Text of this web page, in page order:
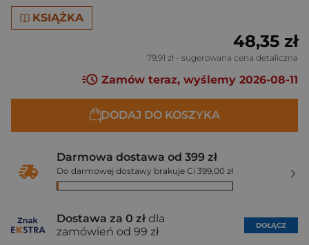
KSIĄŻKA
48,35 zł
79,91 zł - sugerowana cena detaliczna
Zamów teraz, wyślemy 2026-08-11
DODAJ DO KOSZYKA
Darmowa dostawa od 399 zł
Do darmowej dostawy brakuje Ci 399,00 zł
Dostawa za 0 zł dla
zamówień od 99 zł
DOŁĄCZ